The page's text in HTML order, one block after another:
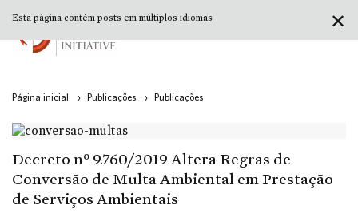
Página inicial › Publicações › Publicações
Decreto nº 9.760/2019 Altera Regras de
Conversão de Multa Ambiental em Prestação
de Serviços Ambientais
✕
Esta página contém posts em múltiplos idiomas